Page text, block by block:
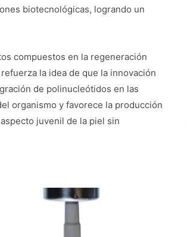
biotecnológicas, logrando un
compuestos en la regeneración
la idea de que la innovación
de polinucleótidos en las
organismo y favorece la producción
juvenil de la piel sin